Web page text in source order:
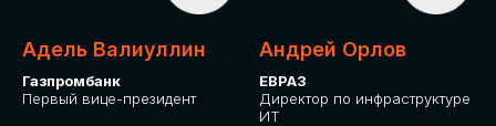
Адель Валиуллин
Газпромбанк
Первый вице-президент
Андрей Орлов
ЕВРАЗ
Директор по инфраструктуре
ИТ